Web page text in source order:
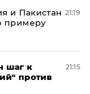
и Пакистан
примеру
21:19
шаг к
против
21:15